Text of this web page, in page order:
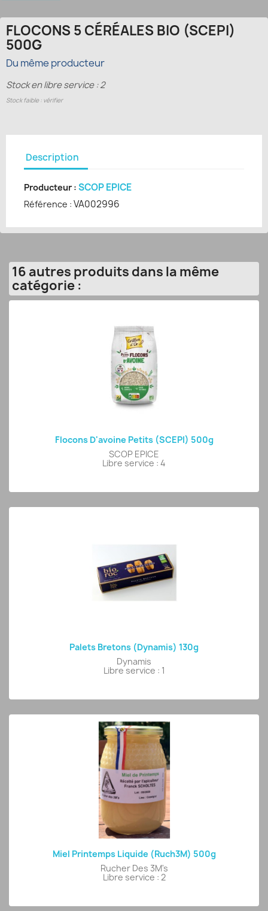
FLOCONS 5 CÉRÉALES BIO (SCEPI)
500G
Du même producteur
Stock en libre service : 2
Stock faible : vérifier
Description
Producteur : SCOP EPICE
Référence : VA002996
16 autres produits dans la même
catégorie :
Flocons D'avoine Petits (SCEPI) 500g
SCOP EPICE
Libre service : 4
Palets Bretons (Dynamis) 130g
Dynamis
Libre service : 1
Miel Printemps Liquide (Ruch3M) 500g
Rucher Des 3M's
Libre service : 2